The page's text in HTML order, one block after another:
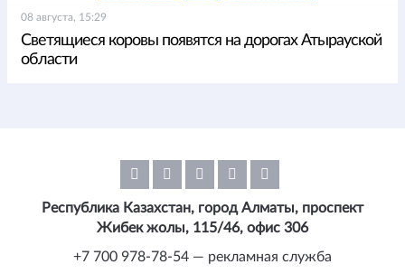
08 августа, 15:29
Светящиеся коровы появятся на дорогах Атырауской
области
Республика Казахстан, город Алматы, проспект
Жибек жолы, 115/46, офис 306
+7 700 978-78-54 — рекламная служба